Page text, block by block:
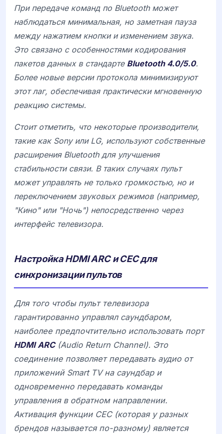
При передаче команд по Bluetooth может
наблюдаться минимальная, но заметная пауза
между нажатием кнопки и изменением звука.
Это связано с особенностями кодирования
пакетов данных в стандарте Bluetooth 4.0/5.0.
Более новые версии протокола минимизируют
этот лаг, обеспечивая практически мгновенную
реакцию системы.
Стоит отметить, что некоторые производители,
такие как Sonyили LG, используют собственные
расширения Bluetooth для улучшения
стабильности связи. В таких случаях пульт
может управлять не только громкостью, но и
переключением звуковых режимов (например,
"Кино" или "Ночь") непосредственно через
интерфейс телевизора.
Настройка HDMI ARC и CEC для
синхронизации пультов
Для того чтобы пульт телевизора
гарантированно управлял саундбаром,
наиболее предпочтительно использовать порт
HDMI ARC(Audio Return Channel). Это
соединение позволяет передавать аудио от
приложений Smart TV на саундбар и
одновременно передавать команды
управления в обратном направлении.
Активация функции CEC (которая у разных
брендов называется по-разному) является